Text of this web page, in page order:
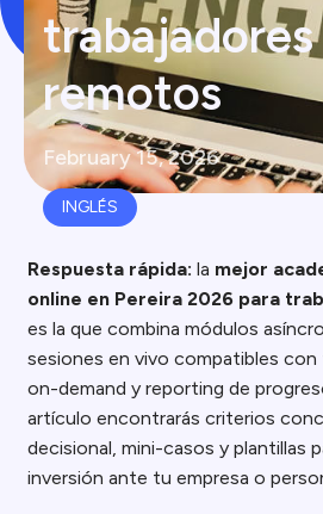
trabajadores
remotos
February 15, 2026
INGLÉS
Respuesta rápida: la mejor
online en Pereira 2026 para
es la que combina módulos
sesiones en vivo compatibles
on-demand y reporting de
artículo encontrarás criterios
decisional, mini-casos y plantillas
inversión ante tu empresa o